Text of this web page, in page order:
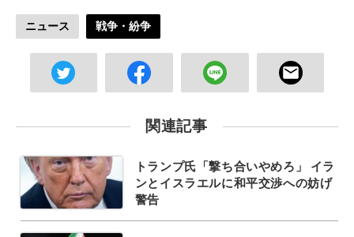
ニュース 戦争・紛争
関連記事
トランプ氏「撃ち合いやめろ」 イラ
ンとイスラエルに和平交渉への妨げ
警告